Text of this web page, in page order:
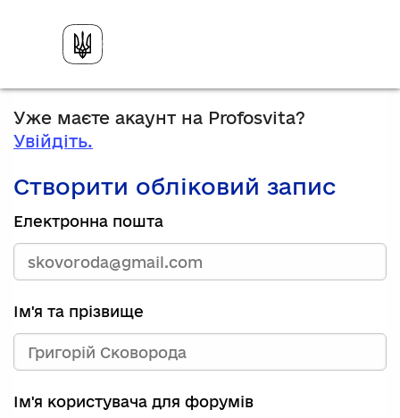
Уже маєте акаунт на Profosvita?
Увійдіть.
Створити обліковий запис
Електронна пошта
Ім'я та прізвище
Ім'я користувача для форумів